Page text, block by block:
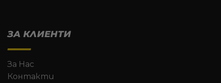
ЗА КЛИЕНТИ
За Нас
Контакти